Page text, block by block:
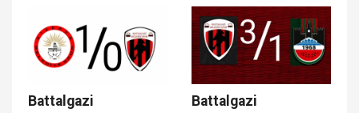
Battalgazi
Battalgazi